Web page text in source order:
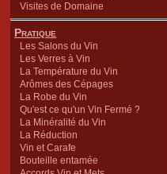
Visites de Domaine
Pratique
Les Salons du Vin
Les Verres à Vin
La Température du Vin
Arômes des Cépages
La Robe du Vin
Qu'est ce qu'un Vin Fermé ?
La Minéralité du Vin
La Réduction
Vin et Carafe
Bouteille entamée